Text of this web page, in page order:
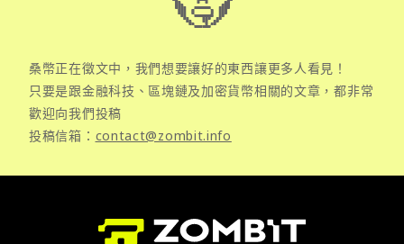
桑幣正在徵文中，我們想要讓好的東西讓更多人看見！
只要是跟金融科技、區塊鏈及加密貨幣相關的文章，都非常
歡迎向我們投稿
投稿信箱： contact@zombit.info